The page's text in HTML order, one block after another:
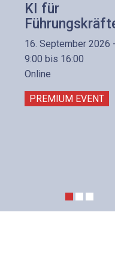
KI für
16. September 2026 -
9:00 bis 16:00
Online
PREMIUM EVENT